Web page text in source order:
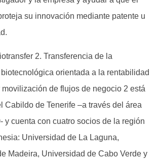
su innovación mediante patente u
2. Transferencia de la
orientada a la rentabilidad
de flujos de negocio 2 está
Cabildo de Tenerife –a través del área
y cuenta con cuatro socios de la región
Universidad de La Laguna,
Madeira, Universidad de Cabo Verde y